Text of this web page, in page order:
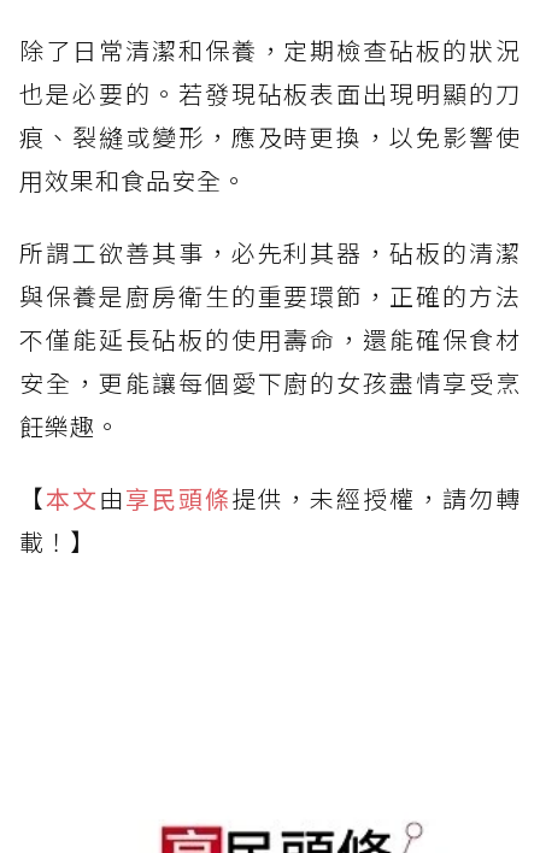
除了日常清潔和保養，定期檢查砧板的狀況
也是必要的。若發現砧板表面出現明顯的刀
痕、裂縫或變形，應及時更換，以免影響使
用效果和食品安全。
所謂工欲善其事，必先利其器，砧板的清潔
與保養是廚房衛生的重要環節，正確的方法
不僅能延長砧板的使用壽命，還能確保食材
安全，更能讓每個愛下廚的女孩盡情享受烹
飪樂趣。
【本文由享民頭條提供，未經授權，請勿轉
載！】